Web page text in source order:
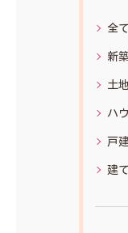
全
新
土地
ハ
戸
建